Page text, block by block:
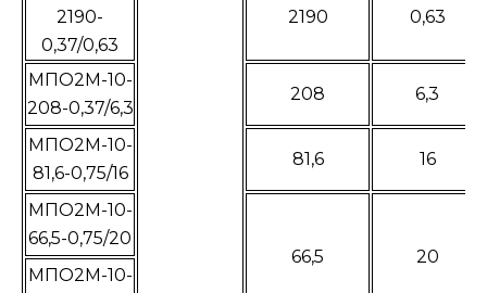
2190-
0,37/0,63
2190 0,63
МПО2М-10-
208-0,37/6,3
208 6,3
МПО2М-10-
81,6-0,75/16
81,6 16
МПО2М-10-
66,5-0,75/20
66,5
20
МПО2М-10-